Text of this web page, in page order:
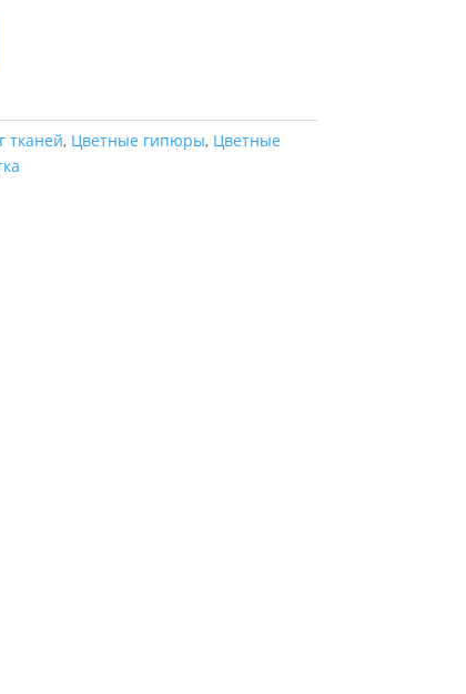
тканей, Цветные гипюры, Цветные